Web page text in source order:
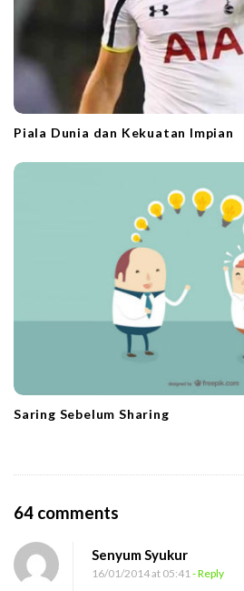
Piala Dunia dan Kekuatan Impian
Saring Sebelum Sharing
64 comments
A
Senyum Syukur
16/01/2014 at 05:41- Reply